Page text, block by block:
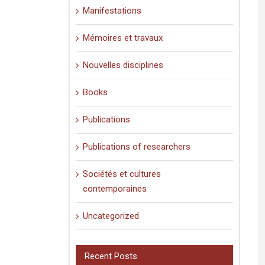
Manifestations
Mémoires et travaux
Nouvelles disciplines
Books
Publications
Publications of researchers
Sociétés et cultures
contemporaines
Uncategorized
Recent Posts